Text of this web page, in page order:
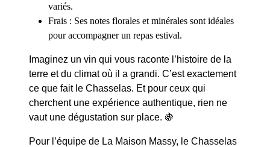
variés.
Frais : Ses notes florales et minérales sont idéales
pour accompagner un repas estival.
Imaginez un vin qui vous raconte l’histoire de la
terre et du climat où il a grandi. C’est exactement
ce que fait le Chasselas. Et pour ceux qui
cherchent une expérience authentique, rien ne
vaut une dégustation sur place. 🍇
Pour l’équipe de La Maison Massy, le Chasselas